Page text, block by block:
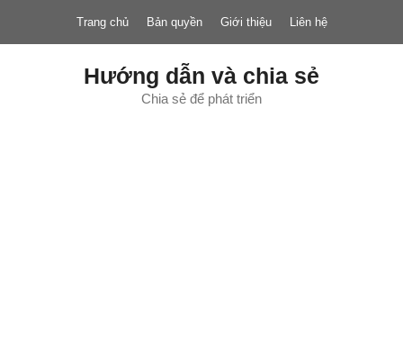
nội
Trang chủ Bản quyền Giới thiệu Liên hệ
Hướng dẫn và chia sẻ
Chia sẻ để phát triển